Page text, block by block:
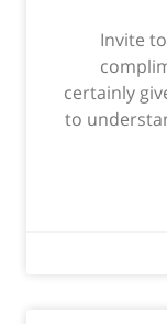
Invite
certainly
to